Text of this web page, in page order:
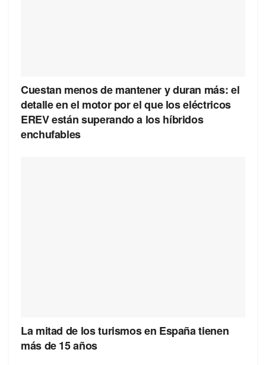
Cuestan menos de mantener y duran más: el
detalle en el motor por el que los eléctricos
EREV están superando a los híbridos
enchufables
La mitad de los turismos en España tienen
más de 15 años